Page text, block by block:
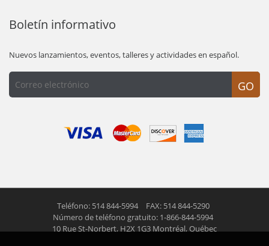
Boletín informativo
Nuevos lanzamientos, eventos, talleres y actividades en español.
GO
Teléfono: 514 844-5994
FAX: 514 844-5290
Número de teléfono gratuito: 1-866-844-5994
10 Rue St-Norbert, H2X 1G3 Montréal, Québec